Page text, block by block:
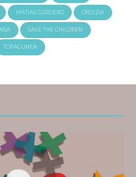
MATIAS CORDERO ORDIZIA
SAVE THE CHILDREN
TOPAGUNEA